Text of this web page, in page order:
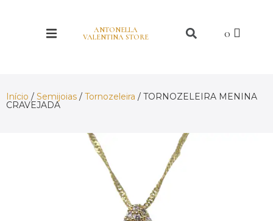
ANTONELLA
VALENTINA STORE
Início / Semijoias / Tornozeleira / TORNOZELEIRA MENINA
CRAVEJADA